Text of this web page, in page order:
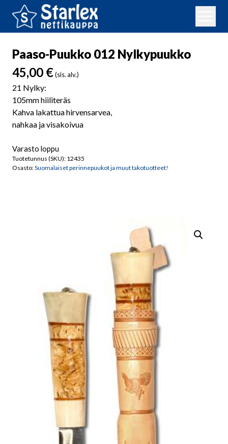
Paaso-Puukko 012 Nylkypuukko
45,00 €(sis. alv.)
21 Nylky:
105mm hiiliteräs
Kahva lakattua hirvensarvea,
nahkaa ja visakoivua
Varasto loppu
Tuotetunnus (SKU): 12435
Osasto:Suomalaiset perinnepuukot ja muut takotuotteet!